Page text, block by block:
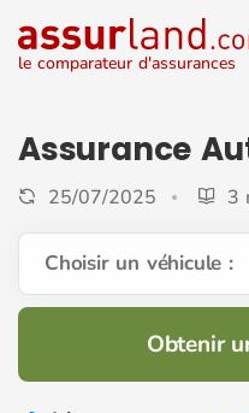
le comparateur d'assurances
Assurance
25/07/2025 3
Choisir un véhicule :
Obtenir